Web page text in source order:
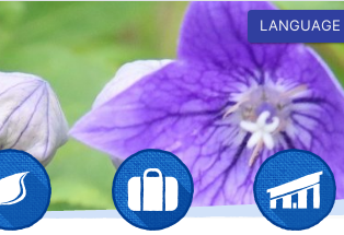
LANGUAGE